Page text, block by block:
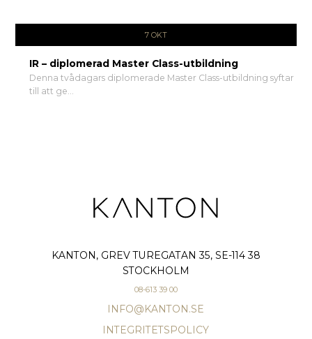
7 OKT
IR – diplomerad Master Class-utbildning
Denna tvådagars diplomerade Master Class-utbildning syftar
till att ge...
KANTON, GREV TUREGATAN 35, SE-114 38
STOCKHOLM
08-613 39 00
INFO@KANTON.SE
INTEGRITETSPOLICY